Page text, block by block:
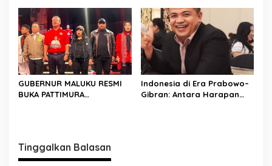
Tanpa Alamat, dan SP2D
Jumbo Harus Diaudit
Maraton
GUBERNUR MALUKU RESMI
BUKA PATTIMURA
Indonesia di Era Prabowo–
Gibran: Antara Harapan
Tinggalkan Balasan